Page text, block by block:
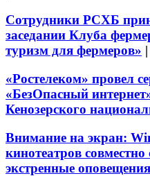
Сотрудники РСХБ
заседании Клуба
туризм для фермеров» |
«Ростелеком» провел
«БезОпасный
Кенозерского
Внимание на экран:
кинотеатров
экстренные оповещения